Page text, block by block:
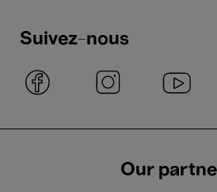
Suivez-nous
Our